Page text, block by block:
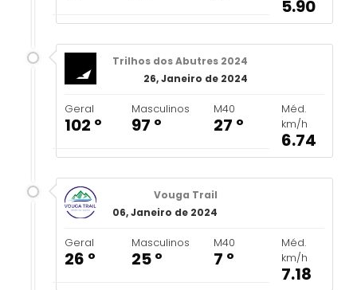
5.90
Trilhos dos Abutres 2024
26, Janeiro de 2024
Geral
102 º
Masculinos
97 º
M40
27 º
Méd.
km/h
6.74
Vouga Trail
06, Janeiro de 2024
Geral
26 º
Masculinos
25 º
M40
7 º
Méd.
km/h
7.18